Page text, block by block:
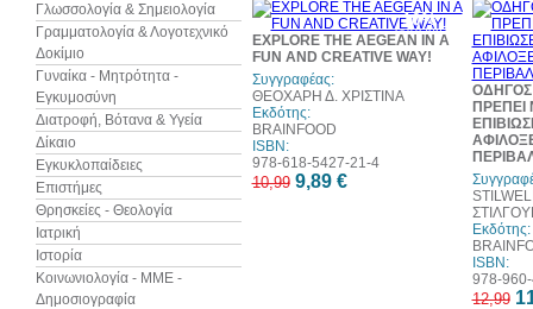
Γλωσσολογία & Σημειολογία
Γραμματολογία & Λογοτεχνικό
Δοκίμιο
Γυναίκα - Μητρότητα -
Εγκυμοσύνη
Διατροφή, Βότανα & Υγεία
Δίκαιο
Εγκυκλοπαίδειες
Επιστήμες
Θρησκείες - Θεολογία
Ιατρική
Ιστορία
Κοινωνιολογία - ΜΜΕ -
Δημοσιογραφία
10%
έκπτωση
EXPLORE THE AEGEAN IN A
FUN AND CREATIVE WAY!
Συγγραφέας:
ΘΕΟΧΑΡΗ Δ. ΧΡΙΣΤΙΝΑ
Εκδότης:
BRAINFOOD
ISBN:
978-618-5427-21-4
10,99 9,89 €
ΟΔΗΓΟΣ
ΠΡΕΠΕΙ
Εκδότης:
ISBN:
978-
12,99